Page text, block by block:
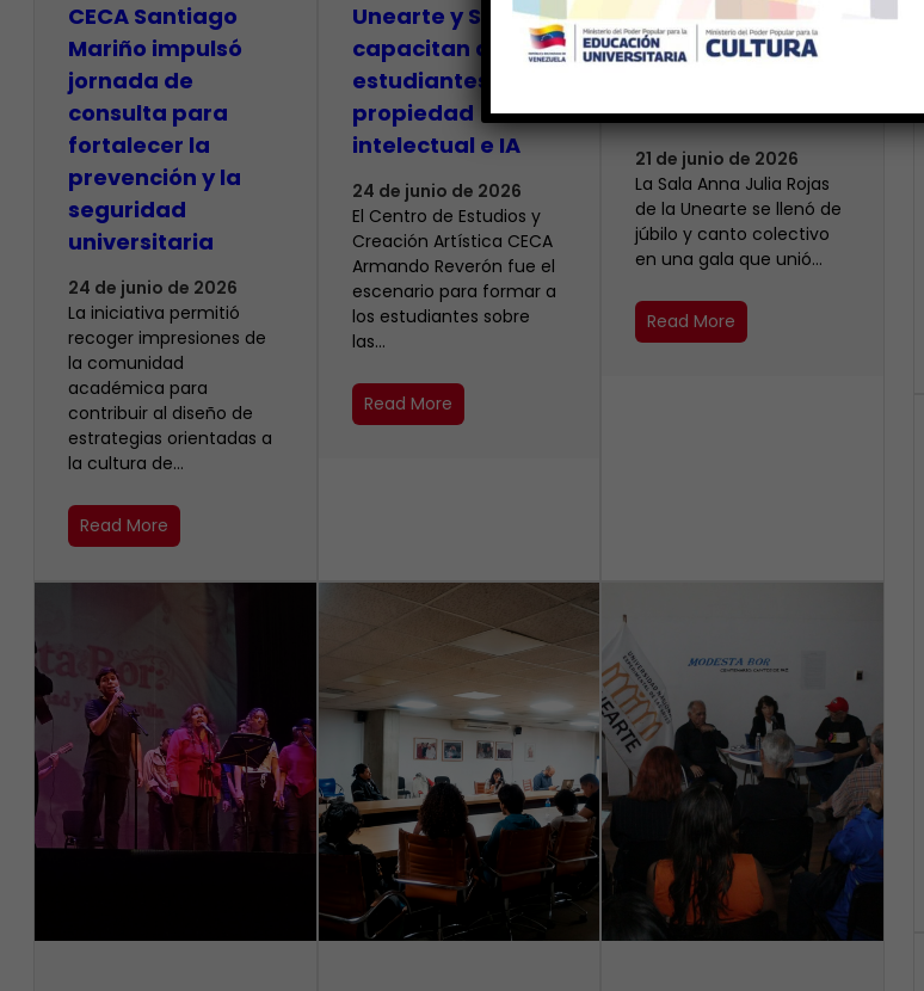
CECA Santiago
Mariño impulsó
jornada de
consulta para
fortalecer la
prevención y la
seguridad
universitaria
24 de junio de 2026
La iniciativa permitió
recoger impresiones de
la comunidad
académica para
contribuir al diseño de
estrategias orientadas a
la cultura de…
Read More
Unearte y SAPI
capacitan a
estudiantes sobre
propiedad
intelectual e IA
24 de junio de 2026
El Centro de Estudios y
Creación Artística CECA
Armando Reverón fue el
escenario para formar a
los estudiantes sobre
las…
Read More
Más de 400 voces
rinden tributo a la
Bor
21 de junio de 2026
​La Sala Anna Julia Rojas
de la Unearte se llenó de
júbilo y canto colectivo
en una gala que unió…
Read More